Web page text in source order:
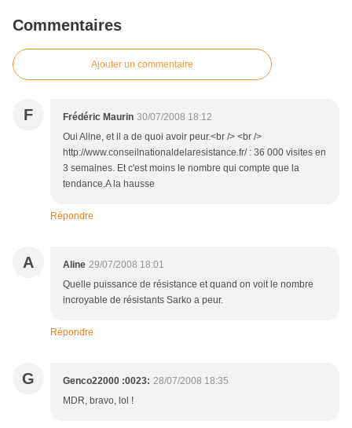
Commentaires
Ajouter un commentaire
F Frédéric Maurin 30/07/2008 18:12
Oui Aline, et il a de quoi avoir peur.<br /> <br />
http://www.conseilnationaldelaresistance.fr/ : 36 000 visites en
3 semaines. Et c'est moins le nombre qui compte que la
tendance.A la hausse
Répondre
A Aline 29/07/2008 18:01
Quelle puissance de résistance et quand on voit le nombre
incroyable de résistants Sarko a peur.
Répondre
G Genco22000 :0023: 28/07/2008 18:35
MDR, bravo, lol !